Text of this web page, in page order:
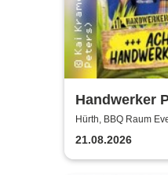
Handwerker
Sommer
Handwerker
Air
Hürth, BBQ Raum
21.08.2026